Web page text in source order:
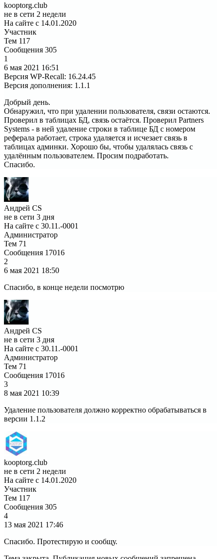
kooptorg.club
не в сети 2 недели
На сайте с 14.01.2020
Участник
Тем 117
Сообщения 305
1
6 мая 2021 16:51
Версия WP-Recall: 16.24.45
Версия дополнения: 1.1.1
Добрый день.
Обнаружил, что при удалении пользователя, связи остаются.
Проверил в таблицах БД, связь остаётся. Проверил Partners
Systems - в ней удаление строки в таблице БД с номером
реферала работает, строка удаляется и исчезает связь в
таблицах админки. Хорошо бы, чтобы удалялась связь с
удалённым пользователем. Просим подработать.
Спасибо.
Андрей CS
не в сети 3 дня
На сайте с 30.11.-0001
Администратор
Тем 71
Сообщения 17016
2
6 мая 2021 18:50
Спасибо, в конце недели посмотрю
Андрей CS
не в сети 3 дня
На сайте с 30.11.-0001
Администратор
Тем 71
Сообщения 17016
3
8 мая 2021 10:39
Удаление пользователя должно корректно обрабатываться в
версии 1.1.2
kooptorg.club
не в сети 2 недели
На сайте с 14.01.2020
Участник
Тем 117
Сообщения 305
4
13 мая 2021 17:46
Спасибо. Протестирую и сообщу.